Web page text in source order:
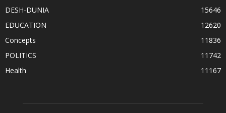
DESH-DUNIA
15646
EDUCATION
12620
Concepts
11836
POLITICS
11742
Health
11167